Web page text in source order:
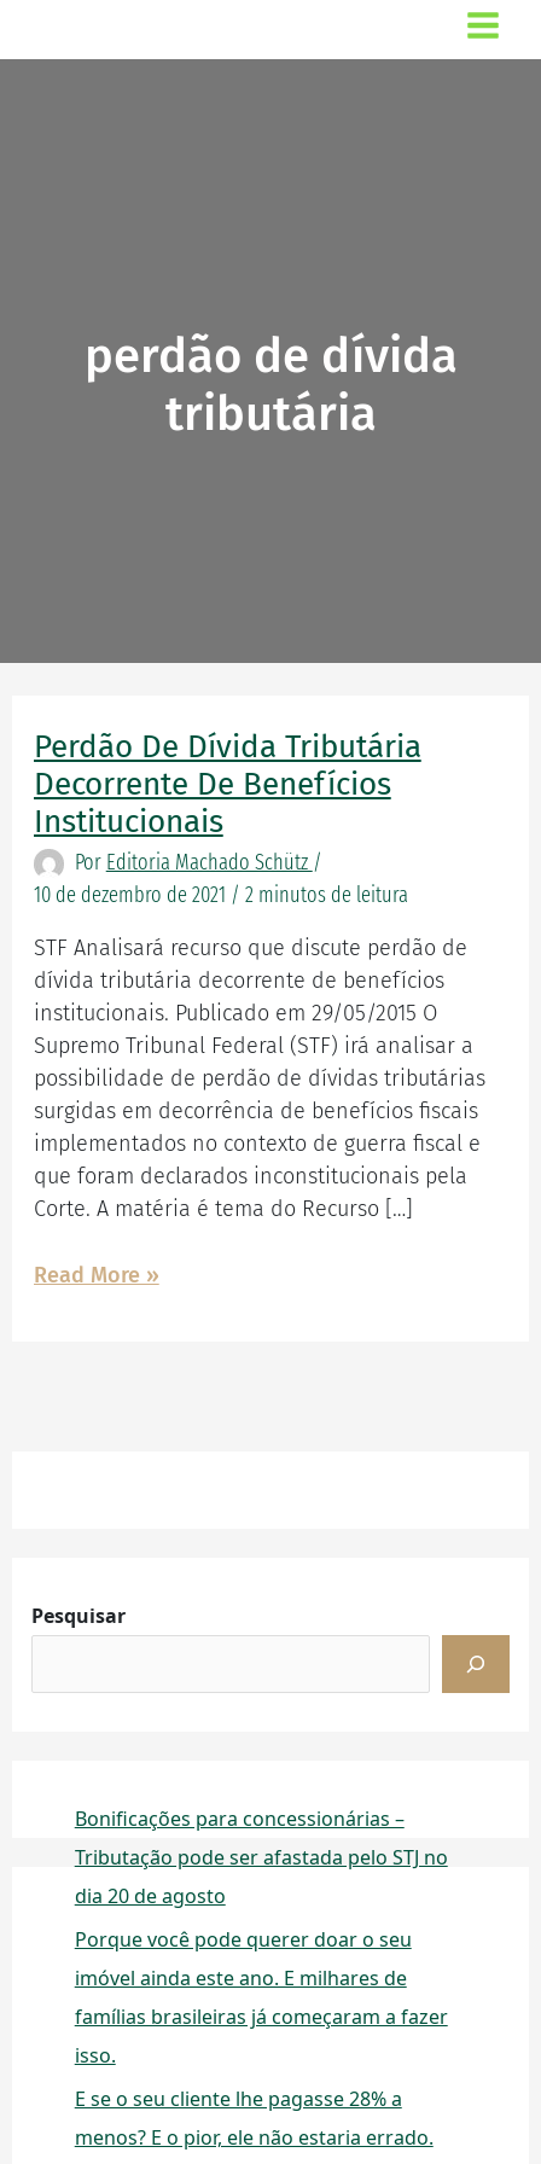
perdão de dívida
tributária
Perdão De Dívida Tributária
Decorrente De Benefícios
Institucionais
Por Editoria Machado Schütz /
10 de dezembro de 2021 / 2 minutos de leitura
STF Analisará recurso que discute perdão de
dívida tributária decorrente de benefícios
institucionais. Publicado em 29/05/2015 O
Supremo Tribunal Federal (STF) irá analisar a
possibilidade de perdão de dívidas tributárias
surgidas em decorrência de benefícios fiscais
implementados no contexto de guerra fiscal e
que foram declarados inconstitucionais pela
Corte. A matéria é tema do Recurso […]
Perdão
de
Dívida
Tributária
Decorrente
de
Benefícios
Institucionais
Read More »
Pesquisar
Bonificações para concessionárias –
Tributação pode ser afastada pelo STJ no
dia 20 de agosto
Porque você pode querer doar o seu
imóvel ainda este ano. E milhares de
famílias brasileiras já começaram a fazer
isso.
E se o seu cliente lhe pagasse 28% a
menos? E o pior, ele não estaria errado.